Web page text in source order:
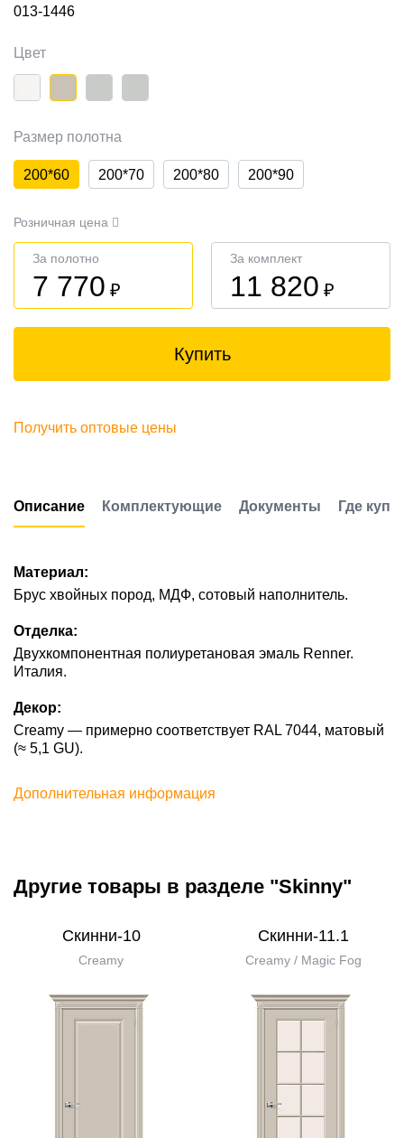
013-1446
Цвет
Размер полотна
200*60 200*70 200*80 200*90
Розничная цена
За полотно
7 770 ₽
За комплект
11 820 ₽
Купить
Получить оптовые цены
Описание Комплектующие Документы Где
Материал:
Брус хвойных пород, МДФ, сотовый наполнитель.
Отделка:
Двухкомпонентная полиуретановая эмаль Renner.
Италия.
Декор:
Creamy — примерно соответствует RAL 7044, матовый
(≈ 5,1 GU).
Дополнительная информация
Другие товары в разделе "Skinny"
Скинни-10
Creamy
Скинни-11.1
Creamy / Magic Fog